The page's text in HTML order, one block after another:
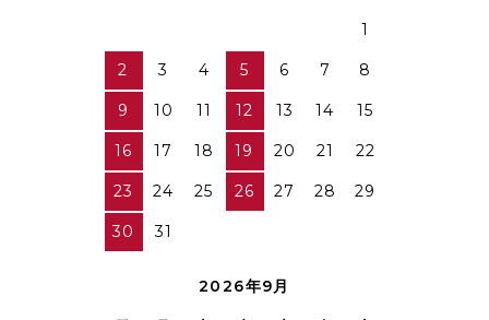
1
2 3 4 5 6 7 8
9 10 11 12 13 14 15
16 17 18 19 20 21 22
23 24 25 26 27 28 29
30 31
2026年9月